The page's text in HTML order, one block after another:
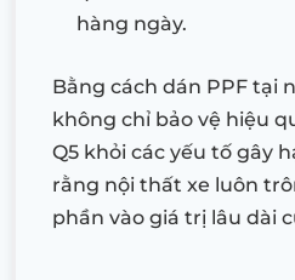
hàng ngày.
Bằng cách dán PPF tại
không chỉ bảo vệ hiệu
Q5 khỏi các yếu tố gây
rằng nội thất xe luôn
phần vào giá trị lâu dài